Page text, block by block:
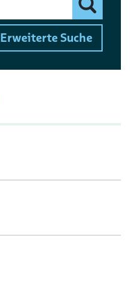
Finden
Erweiterte Suche